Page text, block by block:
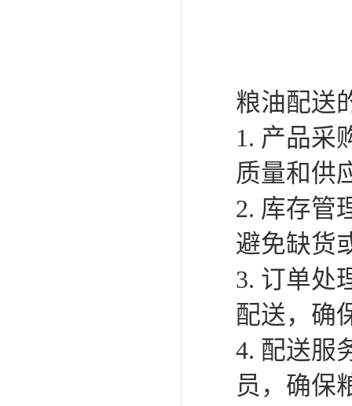
粮油配送
1. 产品采
质量和供
2. 库存管
避免缺货
3. 订单处
配送，确
4. 配送服
员，确保